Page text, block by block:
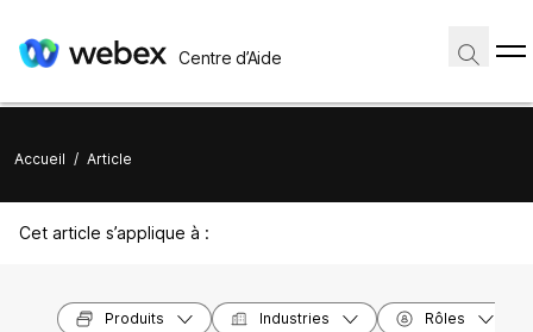
Centre d’Aide
Accueil / Article
Cet article s’applique à :
Produits Industries Rôles